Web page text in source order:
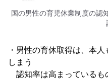
国の男性の育児休業制度の認
・男性の育休取得は、本
しまう
認知率は高まっているも